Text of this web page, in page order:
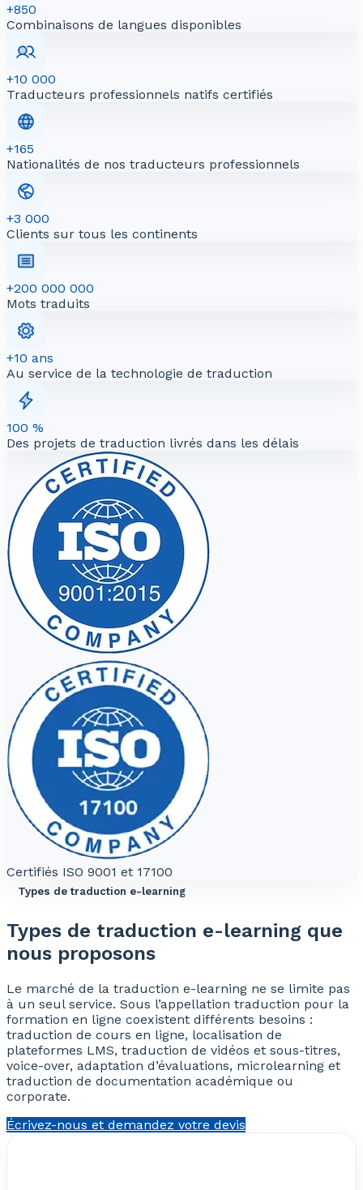
+850
Combinaisons de langues disponibles
+10 000
Traducteurs professionnels natifs certifiés
+165
Nationalités de nos traducteurs professionnels
+3 000
Clients sur tous les continents
+200 000 000
Mots traduits
+10 ans
Au service de la technologie de traduction
100 %
Des projets de traduction livrés dans les délais
Certifiés ISO 9001 et 17100
Types de traduction e-learning
Types de traduction e-learning que
nous proposons
Le marché de la traduction e-learning ne se limite pas
à un seul service. Sous l’appellation traduction pour la
formation en ligne coexistent différents besoins :
traduction de cours en ligne, localisation de
plateformes LMS, traduction de vidéos et sous-titres,
voice-over, adaptation d’évaluations, microlearning et
traduction de documentation académique ou
corporate.
Écrivez-nous et demandez votre devis